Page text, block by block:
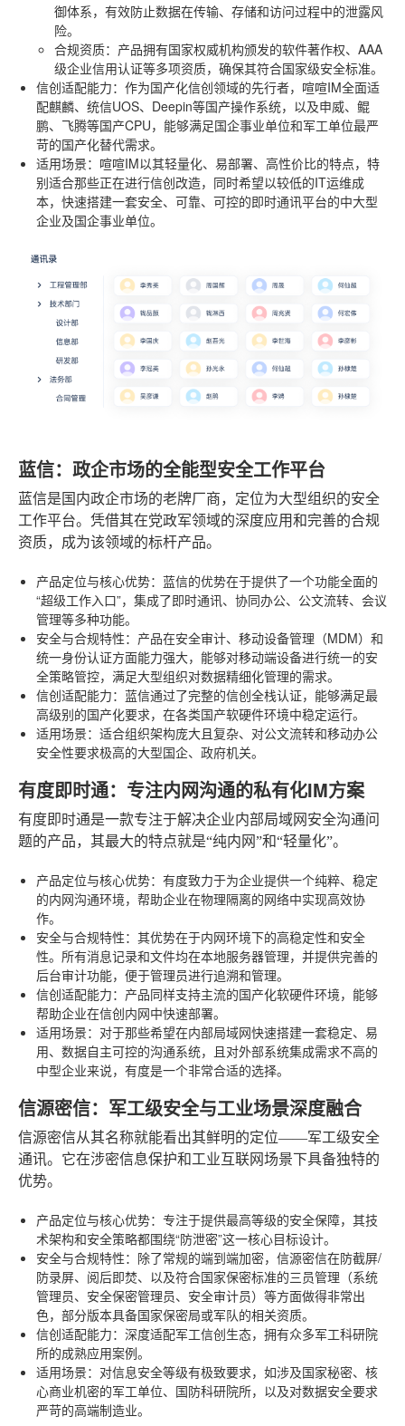
御体系，有效防止数据在传输、存储和访问过程中的泄露风
险。
合规资质：产品拥有国家权威机构颁发的软件著作权、AAA
级企业信用认证等多项资质，确保其符合国家级安全标准。
信创适配能力：作为国产化信创领域的先行者，喧喧IM全面适
配麒麟、统信UOS、Deepin等国产操作系统，以及申威、鲲
鹏、飞腾等国产CPU，能够满足国企事业单位和军工单位最严
苛的国产化替代需求。
适用场景：喧喧IM以其轻量化、易部署、高性价比的特点，特
别适合那些正在进行信创改造，同时希望以较低的IT运维成
本，快速搭建一套安全、可靠、可控的即时通讯平台的中大型
企业及国企事业单位。
蓝信：政企市场的全能型安全工作平台
蓝信是国内政企市场的老牌厂商，定位为大型组织的安全
工作平台。凭借其在党政军领域的深度应用和完善的合规
资质，成为该领域的标杆产品。
产品定位与核心优势：蓝信的优势在于提供了一个功能全面的
“超级工作入口”，集成了即时通讯、协同办公、公文流转、会议
管理等多种功能。
安全与合规特性：产品在安全审计、移动设备管理（MDM）和
统一身份认证方面能力强大，能够对移动端设备进行统一的安
全策略管控，满足大型组织对数据精细化管理的需求。
信创适配能力：蓝信通过了完整的信创全栈认证，能够满足最
高级别的国产化要求，在各类国产软硬件环境中稳定运行。
适用场景：适合组织架构庞大且复杂、对公文流转和移动办公
安全性要求极高的大型国企、政府机关。
有度即时通：专注内网沟通的私有化IM方案
有度即时通是一款专注于解决企业内部局域网安全沟通问
题的产品，其最大的特点就是“纯内网”和“轻量化”。
产品定位与核心优势：有度致力于为企业提供一个纯粹、稳定
的内网沟通环境，帮助企业在物理隔离的网络中实现高效协
作。
安全与合规特性：其优势在于内网环境下的高稳定性和安全
性。所有消息记录和文件均在本地服务器管理，并提供完善的
后台审计功能，便于管理员进行追溯和管理。
信创适配能力：产品同样支持主流的国产化软硬件环境，能够
帮助企业在信创内网中快速部署。
适用场景：对于那些希望在内部局域网快速搭建一套稳定、易
用、数据自主可控的沟通系统，且对外部系统集成需求不高的
中型企业来说，有度是一个非常合适的选择。
信源密信：军工级安全与工业场景深度融合
信源密信从其名称就能看出其鲜明的定位——军工级安全
通讯。它在涉密信息保护和工业互联网场景下具备独特的
优势。
产品定位与核心优势：专注于提供最高等级的安全保障，其技
术架构和安全策略都围绕“防泄密”这一核心目标设计。
安全与合规特性：除了常规的端到端加密，信源密信在防截屏/
防录屏、阅后即焚、以及符合国家保密标准的三员管理（系统
管理员、安全保密管理员、安全审计员）等方面做得非常出
色，部分版本具备国家保密局或军队的相关资质。
信创适配能力：深度适配军工信创生态，拥有众多军工科研院
所的成熟应用案例。
适用场景：对信息安全等级有极致要求，如涉及国家秘密、核
心商业机密的军工单位、国防科研院所，以及对数据安全要求
严苛的高端制造业。